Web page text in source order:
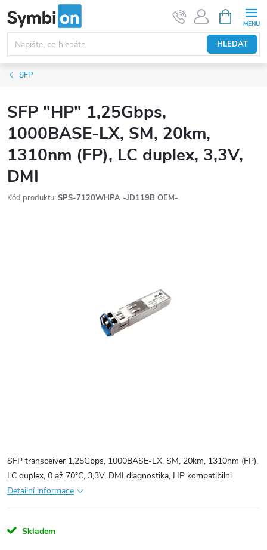
na
obsah
HLEDAT
NÁKUPNÍ
KOŠÍK
SFP
SFP "HP" 1,25Gbps,
1000BASE-LX, SM, 20km,
1310nm (FP), LC duplex, 3,3V,
DMI
Kód produktu: SPS-7120WHPA -JD119B OEM-
SFP transceiver 1,25Gbps, 1000BASE-LX, SM, 20km, 1310nm (FP),
LC duplex, 0 až 70°C, 3,3V, DMI diagnostika, HP kompatibilni
Detailní informace
Skladem